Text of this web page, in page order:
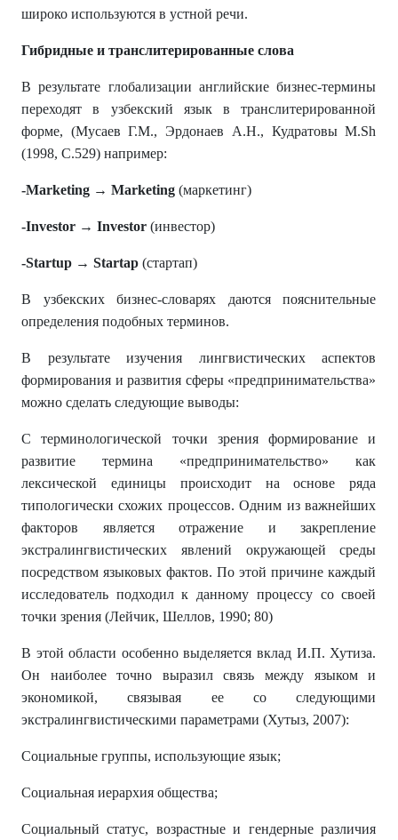
широко используются в устной речи.
Гибридные и транслитерированные слова
В результате глобализации английские бизнес-термины
переходят в узбекский язык в транслитерированной
форме, (Мусаев Г.M., Эрдонаев А.H., Кудратовы M.Sh
(1998, С.529) например:
-Marketing → Marketing (маркетинг)
-Investor → Investor (инвестор)
-Startup → Startap (стартап)
В узбекских бизнес-словарях даются пояснительные
определения подобных терминов.
В результате изучения лингвистических аспектов
формирования и развития сферы «предпринимательства»
можно сделать следующие выводы:
С терминологической точки зрения формирование и
развитие термина «предпринимательство» как
лексической единицы происходит на основе ряда
типологически схожих процессов. Одним из важнейших
факторов является отражение и закрепление
экстралингвистических явлений окружающей среды
посредством языковых фактов. По этой причине каждый
исследователь подходил к данному процессу со своей
точки зрения (Лейчик, Шеллов, 1990; 80)
В этой области особенно выделяется вклад И.П. Хутиза.
Он наиболее точно выразил связь между языком и
экономикой, связывая ее со следующими
экстралингвистическими параметрами (Хутыз, 2007):
Социальные группы, использующие язык;
Социальная иерархия общества;
Социальный статус, возрастные и гендерные различия